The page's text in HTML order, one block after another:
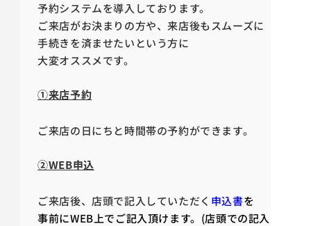
予約システムを導入しております。
ご来店がお決まりの方や、来店後もスムーズに
手続きを済ませたいという方に
大変オススメです。
①来店予約
ご来店の日にちと時間帯の予約ができます。
②WEB申込
ご来店後、店頭で記入していただく 申込書を
事前にWEB上でご記入頂けます。(店頭での記入